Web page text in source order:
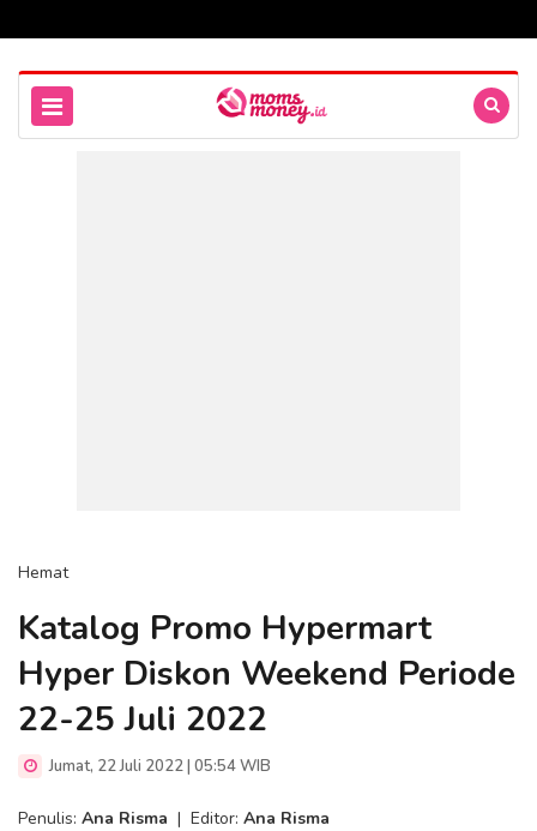
Hemat
Katalog Promo Hypermart
Hyper Diskon Weekend Periode
22-25 Juli 2022
Jumat, 22 Juli 2022 | 05:54 WIB
Penulis: Ana Risma | Editor: Ana Risma